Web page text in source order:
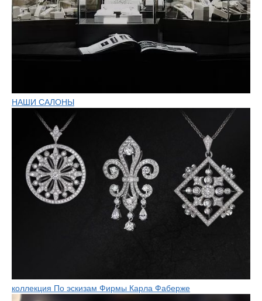
НАШИ САЛОНЫ
коллекция По эскизам Фирмы Карла Фаберже